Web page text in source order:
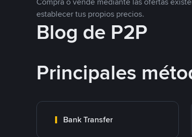
establecer tus propios precios.
Blog de P2P
Principales
Bank Transfer